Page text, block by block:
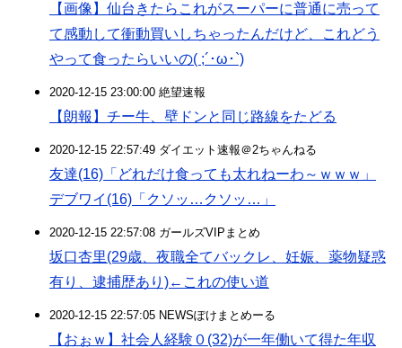
【画像】仙台きたらこれがスーパーに普通に売って
て感動して衝動買いしちゃったんだけど、これどう
やって食ったらいいの( ;´･ω･`)
2020-12-15 23:00:00 絶望速報
【朗報】チー牛、壁ドンと同じ路線をたどる
2020-12-15 22:57:49 ダイエット速報＠2ちゃんねる
友達(16)「どれだけ食っても太れねーわ～ｗｗｗ」
デブワイ(16)「クソッ…クソッ…」
2020-12-15 22:57:08 ガールズVIPまとめ
坂口杏里(29歳、夜職全てバックレ、妊娠、薬物疑惑
有り、逮捕歴あり)←これの使い道
2020-12-15 22:57:05 NEWSぽけまとめーる
【おぉｗ】社会人経験０(32)が一年働いて得た年収